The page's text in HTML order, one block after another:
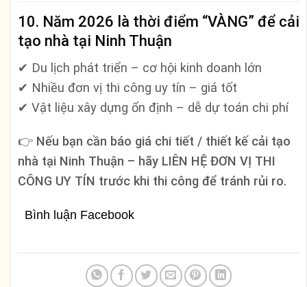
10. Năm 2026 là thời điểm “VÀNG” để cải
tạo nhà tại Ninh Thuận
✔ Du lịch phát triển – cơ hội kinh doanh lớn
✔ Nhiều đơn vị thi công uy tín – giá tốt
✔ Vật liệu xây dựng ổn định – dễ dự toán chi phí
👉 Nếu bạn cần báo giá chi tiết / thiết kế cải tạo
nhà tại Ninh Thuận – hãy LIÊN HỆ ĐƠN VỊ THI
CÔNG UY TÍN trước khi thi công để tránh rủi ro.
Bình luận Facebook